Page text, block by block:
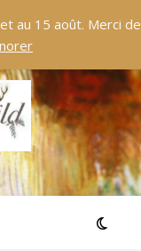
au 15 août. Merci de